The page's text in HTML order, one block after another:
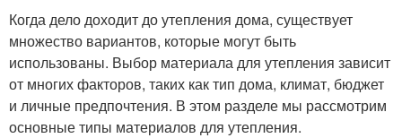
Когда дело доходит до утепления дома, существует
множество вариантов, которые могут быть
использованы. Выбор материала для утепления зависит
от многих факторов, таких как тип дома, климат, бюджет
и личные предпочтения. В этом разделе мы рассмотрим
основные типы материалов для утепления.